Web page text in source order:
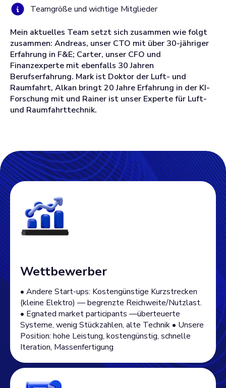
Teamgröße und wichtige Mitglieder
Mein aktuelles Team setzt sich zusammen wie folgt
zusammen: Andreas, unser CTO mit über 30-jähriger
Erfahrung in F&E; Carter, unser CFO und
Finanzexperte mit ebenfalls 30 Jahren
Berufserfahrung. Mark ist Doktor der Luft- und
Raumfahrt, Alkan bringt 20 Jahre Erfahrung in der KI-
Forschung mit und Rainer ist unser Experte für Luft-
und Raumfahrttechnik.
Wettbewerber
• Andere Start-ups: Kostengünstige Kurzstrecken
(kleine Elektro) — begrenzte Reichweite/Nutzlast.
• Egnated market participants —überteuerte
Systeme, wenig Stückzahlen, alte Technik • Unsere
Position: hohe Leistung, kostengünstig, schnelle
Iteration, Massenfertigung